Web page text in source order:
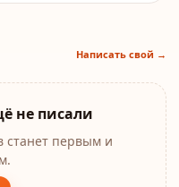
Написать свой →
не писали
первым и